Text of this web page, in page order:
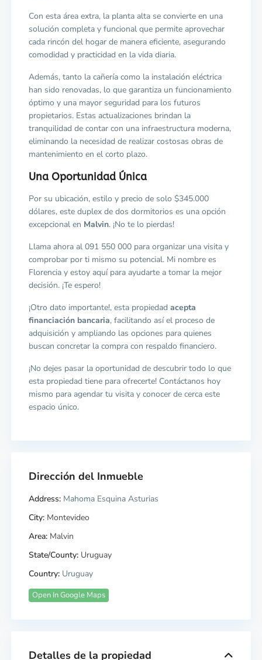
Con esta área extra, la planta alta se convierte en una
solución completa y funcional que permite aprovechar
cada rincón del hogar de manera eficiente, asegurando
comodidad y practicidad en la vida diaria.
Además, tanto la cañería como la instalación eléctrica
han sido renovadas, lo que garantiza un funcionamiento
óptimo y una mayor seguridad para los futuros
propietarios. Estas actualizaciones brindan la
tranquilidad de contar con una infraestructura moderna,
eliminando la necesidad de realizar costosas obras de
mantenimiento en el corto plazo.
Una Oportunidad Única
Por su ubicación, estilo y precio de solo $345.000
dólares, este duplex de dos dormitorios es una opción
excepcional en Malvin. ¡No te lo pierdas!
Llama ahora al 091 550 000 para organizar una visita y
comprobar por ti mismo su potencial. Mi nombre es
Florencia y estoy aquí para ayudarte a tomar la mejor
decisión. ¡Te espero!
¡Otro dato importante!, esta propiedad acepta
financiación bancaria, facilitando así el proceso de
adquisición y ampliando las opciones para quienes
buscan concretar la compra con respaldo financiero.
¡No dejes pasar la oportunidad de descubrir todo lo que
esta propiedad tiene para ofrecerte! Contáctanos hoy
mismo para agendar tu visita y conocer de cerca este
espacio único.
Dirección del Inmueble
Address:Mahoma Esquina Asturias
City: Montevideo
Area: Malvin
State/County: Uruguay
Country:Uruguay
Open In Google Maps
Detalles de la propiedad